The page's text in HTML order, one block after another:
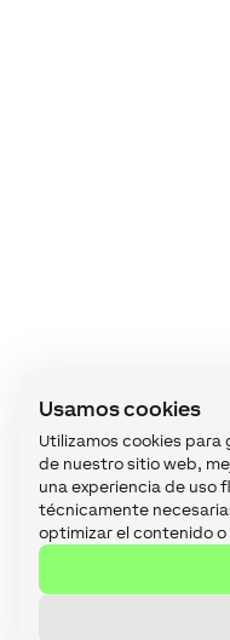
Usamos cookies
Utilizamos cookies
de nuestro sitio web,
una experiencia de uso
técnicamente
optimizar el contenido
Diagrama